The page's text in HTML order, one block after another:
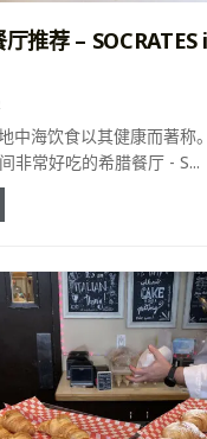
推荐 –
中海饮食以其健康而著称
非常好吃的希腊餐厅 - S...